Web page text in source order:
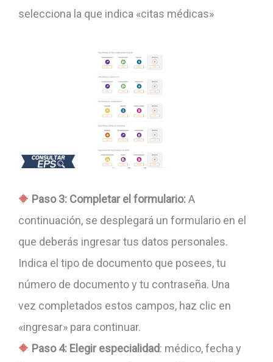
selecciona la que indica «citas médicas»
Paso 3: Completar el formulario:A
continuación, se desplegará un formulario en el
que deberás ingresar tus datos personales.
Indica el tipo de documento que posees, tu
número de documento y tu contraseña. Una
vez completados estos campos, haz clic en
«ingresar» para continuar.
Paso 4: Elegir especialidad: médico, fecha y